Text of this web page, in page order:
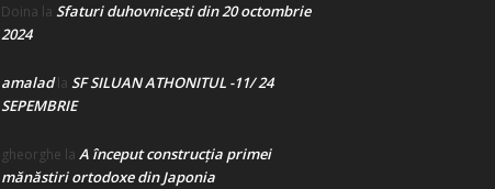
Doina la Sfaturi duhovnicești din 20 octombrie
2024
amaladla SF SILUAN ATHONITUL -11/ 24
SEPEMBRIE
gheorghe la A început construcţia primei
mănăstiri ortodoxe din Japonia